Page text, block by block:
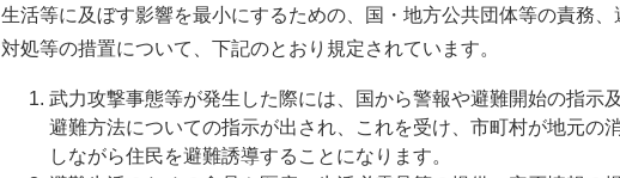
生活等に及ぼす影響を最小にするための、国・地方公共団体等の責務
対処等の措置について、下記のとおり規定されています。
武力攻撃事態等が発生した際には、国から警報や避難開始の指示
避難方法についての指示が出され、これを受け、市町村が地元の
しながら住民を避難誘導することになります。